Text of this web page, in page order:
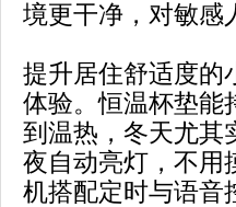
境更干净，对敏感
提升居住舒适度的
体验。恒温杯垫能
到温热，冬天尤其
夜自动亮灯，不用
机搭配定时与语音